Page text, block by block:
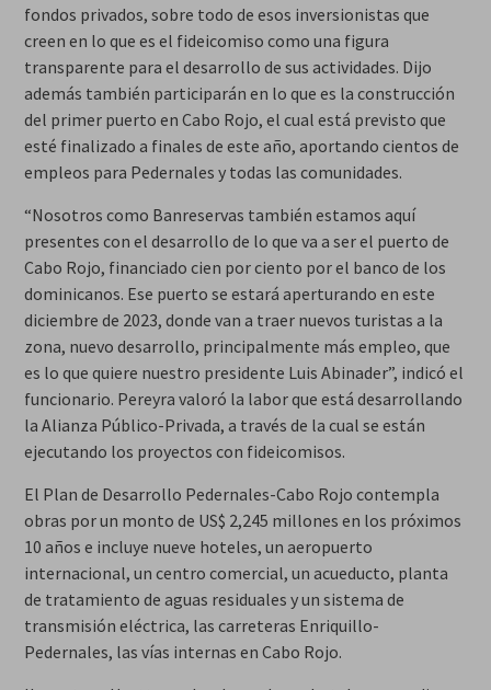
fondos privados, sobre todo de esos inversionistas que
creen en lo que es el fideicomiso como una figura
transparente para el desarrollo de sus actividades. Dijo
además también participarán en lo que es la construcción
del primer puerto en Cabo Rojo, el cual está previsto que
esté finalizado a finales de este año, aportando cientos de
empleos para Pedernales y todas las comunidades.
“Nosotros como Banreservas también estamos aquí
presentes con el desarrollo de lo que va a ser el puerto de
Cabo Rojo, financiado cien por ciento por el banco de los
dominicanos. Ese puerto se estará aperturando en este
diciembre de 2023, donde van a traer nuevos turistas a la
zona, nuevo desarrollo, principalmente más empleo, que
es lo que quiere nuestro presidente Luis Abinader”, indicó el
funcionario. Pereyra valoró la labor que está desarrollando
la Alianza Público-Privada, a través de la cual se están
ejecutando los proyectos con fideicomisos.
El Plan de Desarrollo Pedernales-Cabo Rojo contempla
obras por un monto de US$ 2,245 millones en los próximos
10 años e incluye nueve hoteles, un aeropuerto
internacional, un centro comercial, un acueducto, planta
de tratamiento de aguas residuales y un sistema de
transmisión eléctrica, las carreteras Enriquillo-
Pedernales, las vías internas en Cabo Rojo.